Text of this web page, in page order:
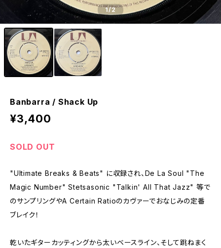
1/2
Banbarra / Shack Up
¥3,400
SOLD OUT
"Ultimate Breaks & Beats" に収録され、De La Soul "The
Magic Number" Stetsasonic "Talkin' All That Jazz" 等で
のサンプリングやA Certain Ratioのカヴァーでおなじみの定番
ブレイク！
乾いたギターカッティングから太いベースライン、そして跳ねまく